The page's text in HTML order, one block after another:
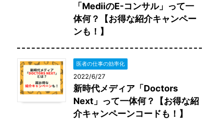
「MediiのE-コンサル」って一
体何？【お得な紹介キャンペー
ンも！】
医者の仕事の効率化
2022/6/27
新時代メディア「Doctors
Next」って一体何？【お得な紹
介キャンペーンコードも！】